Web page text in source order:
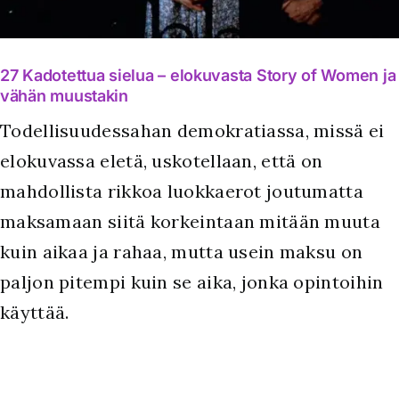
27 Kadotettua sielua – elokuvasta Story of Women ja
vähän muustakin
Todellisuudessahan demokratiassa, missä ei
elokuvassa eletä, uskotellaan, että on
mahdollista rikkoa luokkaerot joutumatta
maksamaan siitä korkeintaan mitään muuta
kuin aikaa ja rahaa, mutta usein maksu on
paljon pitempi kuin se aika, jonka opintoihin
käyttää.